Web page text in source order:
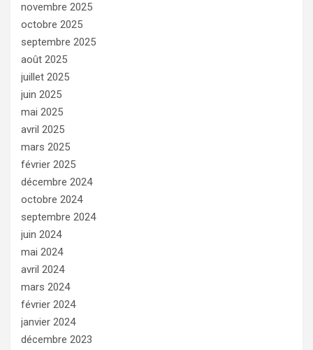
novembre 2025
octobre 2025
septembre 2025
août 2025
juillet 2025
juin 2025
mai 2025
avril 2025
mars 2025
février 2025
décembre 2024
octobre 2024
septembre 2024
juin 2024
mai 2024
avril 2024
mars 2024
février 2024
janvier 2024
décembre 2023